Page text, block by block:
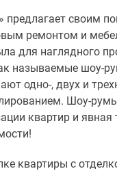
своим
ремонтом и
для наглядного
называемые шоу-
одно-, двух и
Шоу-
квартир и явная
квартиры с